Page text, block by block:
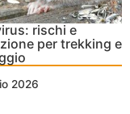
rischi e
per trekking e
2026